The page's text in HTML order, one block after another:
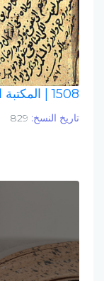
1508 | المكتبة
تاريخ النسخ: